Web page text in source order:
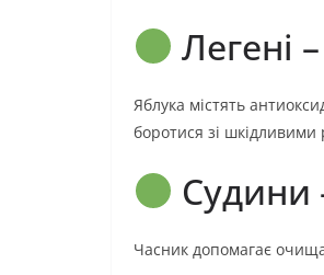
Легені
Яблука містять
боротися зі
Судини
Часник допомагає